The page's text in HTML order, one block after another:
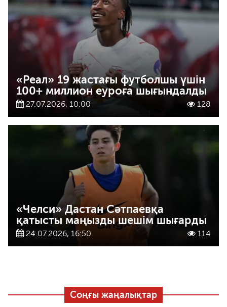
«Реал» 19 жастағы футболшы үшін
100+ миллион еуроға шығындалды
27.07.2026, 10:00 128
«Челси» Дастан Сәтпаевқа
қатысты маңызды шешім шығарды
24.07.2026, 16:50 114
Соңғы жаңалықтар